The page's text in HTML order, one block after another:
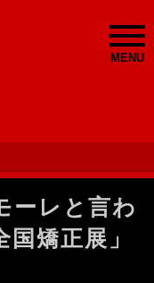
MENU
ーレと言わ
矯正展」